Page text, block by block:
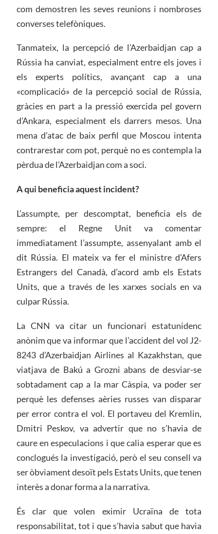
com demostren les seves reunions i nombroses
converses telefòniques.
Tanmateix, la percepció de l’Azerbaidjan cap a
Rússia ha canviat, especialment entre els joves i
els experts polítics, avançant cap a una
«complicació» de la percepció social de Rússia,
gràcies en part a la pressió exercida pel govern
d’Ankara, especialment els darrers mesos. Una
mena d’atac de baix perfil que Moscou intenta
contrarestar com pot, perquè no es contempla la
pèrdua de l’Azerbaidjan com a soci.
A qui beneficia aquest incident?
L’assumpte, per descomptat, beneficia els de
sempre: el Regne Unit va comentar
immediatament l’assumpte, assenyalant amb el
dit Rússia. El mateix va fer el ministre d’Afers
Estrangers del Canadà, d’acord amb els Estats
Units, que a través de les xarxes socials en va
culpar Rússia.
La CNN va citar un funcionari estatunidenc
anònim que va informar que l’accident del vol J2-
8243 d’Azerbaidjan Airlines al Kazakhstan, que
viatjava de Bakú a Grozni abans de desviar-se
sobtadament cap a la mar Càspia, va poder ser
perquè les defenses aèries russes van disparar
per error contra el vol. El portaveu del Kremlin,
Dmitri Peskov, va advertir que no s’havia de
caure en especulacions i que calia esperar que es
conclogués la investigació, però el seu consell va
ser òbviament desoït pels Estats Units, que tenen
interès a donar forma a la narrativa.
És clar que volen eximir Ucraïna de tota
responsabilitat, tot i que s’havia sabut que havia